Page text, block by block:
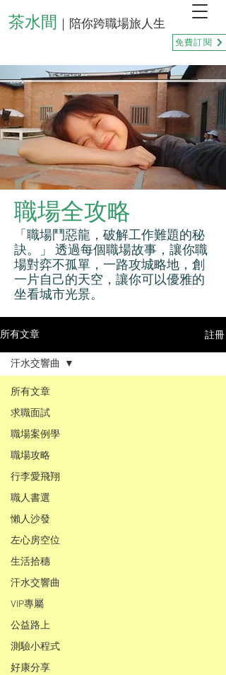
茶水間 ｜陪你跨職場旅人生
免費訂閱
職場全攻略
「職場鬥惡龍，破解工作難題的秘
訣。」 透過每個職場故事，讓你職
場對弈不孤單，一路攻城略地，創
一片自己的天空，讓你可以優雅的
坐看城市光景。
所有文章 註冊
所有文章
求職面試
職場案例學
職場攻略
行李愛飛翔
職人書選
懶人沙發
左心房空位
生活拾穗
汗水交響曲
VIP專屬
公益路上
測驗小程式
好康分享
汗水交響曲